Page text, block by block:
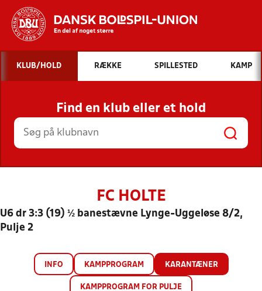
Hvad vil du søge efter?
INDHOLD OG NYHEDER
STILLINGER, RESULTATER, KLUBBER OG
HOLD
KLUB/HOLD RÆKKE SPILLESTED KAMP
Find en klub eller et hold
FC HOLTE
U6 dr 3:3 (19) ½ banestævne Lynge-Uggeløse 8/2,
Pulje 2
INFO KAMPPROGRAM KARANTÆNER
KAMPPROGRAM FOR PULJE